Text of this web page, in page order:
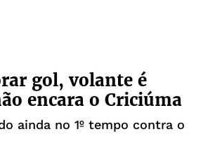
gol, volante é
encara o Criciúma
ainda no 1º tempo contra o